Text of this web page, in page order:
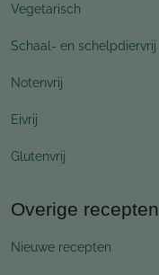
Vegetarisch
Schaal- en schelpdiervrij
Notenvrij
Eivrij
Glutenvrij
Overige recepten
Nieuwe recepten